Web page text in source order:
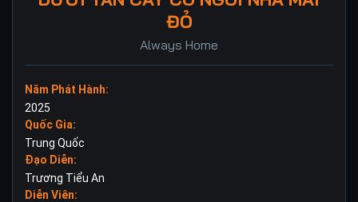
ĐỎ
Always Home
Năm Phát Hành:
2025
Quốc Gia:
Trung Quốc
Đạo Diễn:
Trương Tiểu An
Diễn Viên: